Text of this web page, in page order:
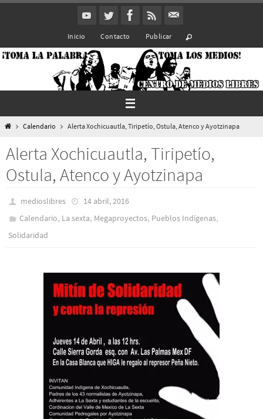
Inicio Contacto Publicar
InicioCalendario Alerta Xochicuautla, Tiripetío, Ostula, Atenco y Ayotzinapa
Alerta Xochicuautla, Tiripetío,
Ostula, Atenco y Ayotzinapa
medioslibres
14 abril, 2016
Calendario, La sexta, Megaproyectos, Pueblos Indí­genas,
Solidaridad